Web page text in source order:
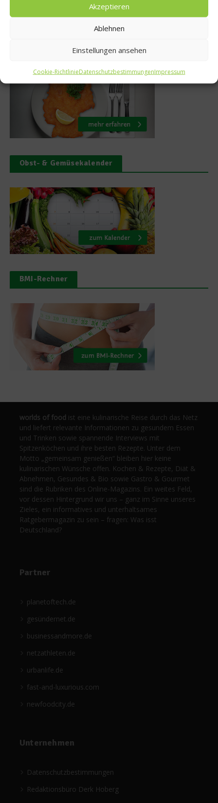
Akzeptieren
Ablehnen
Einstellungen ansehen
Cookie-RichtlinieDatenschutzbestimmungenImpressum
Was isst Deutschland
Obst- & Gemüsekalender
BMI-Rechner
worlds of food ist eine kulinarische Reise durch das Netz
und liefert relevante Informationen zu gesundem Essen
und Trinken sowie spannende Interviews mit
Spitzenköchen und ihre besten Rezepte. Unter dem
Motto „gemeinsam genießen“ bleiben hier keine
kulinarischen Wünsche offen. Kochen & Rezepte, Diät &
Abnehmen, Gesundes & Bio sowie Gastro & Gourmet
sind die Rubriken des Online-Magazins. Ein weites Feld,
vor dessen Hintergrund wir uns – ganz im Sinne unseres
Zieles, ein informatives und unterhaltsames
Ratgebermagazin zu sein – fragen: Was isst
Deutschland?
Partner
planetoftech.de
gesündernet.de
businessandmore.de
netzathleten.de
urbanlife.de
fast-and-luxurious.com
newfoodcity.de
Unternehmen
Datenschutzbestimmungen
Redaktionsbüro Derk Hoberg